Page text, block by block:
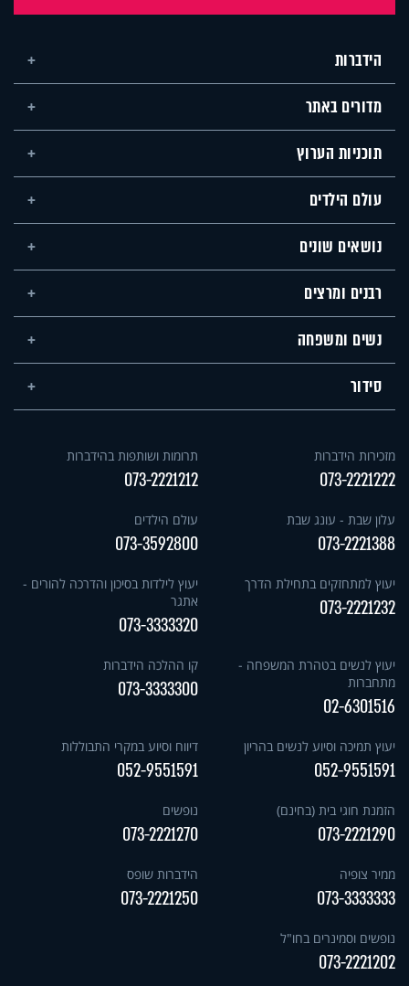
הידברות
מדורים באתר
תוכניות הערוץ
עולם הילדים
נושאים שונים
רבנים ומרצים
נשים ומשפחה
סידור
מזכירות הידברות
073-2221222
תרומות ושותפות בהידברות
073-2221212
עלון שבת - עונג שבת
073-2221388
עולם הילדים
073-3592800
יעוץ למתחזקים בתחילת הדרך
073-2221232
יעוץ לילדות בסיכון והדרכה להורים -
אתגר
073-3333320
יעוץ לנשים בטהרת המשפחה -
מתחברות
02-6301516
קו ההלכה הידברות
073-3333300
יעוץ תמיכה וסיוע לנשים בהריון
052-9551591
דיווח וסיוע במקרי התבוללות
052-9551591
הזמנת חוגי בית (בחינם)
073-2221290
נופשים
073-2221270
ממיר צופיה
073-3333333
הידברות שופס
073-2221250
נופשים וסמינרים בחו"ל
073-2221202